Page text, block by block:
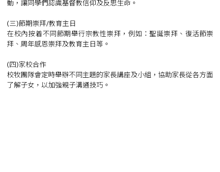
動，讓同學們認識基督教信仰及反思生命。
(三)節期崇拜/教育主日
在校內按着不同節期舉行宗教性崇拜，例如：聖誕崇拜、復活節崇
拜、周年感恩崇拜及教育主日等。
(四)家校合作
校牧團隊會定時舉辦不同主題的家長講座及小組，協助家長從各方面
了解子女，以加強親子溝通技巧。